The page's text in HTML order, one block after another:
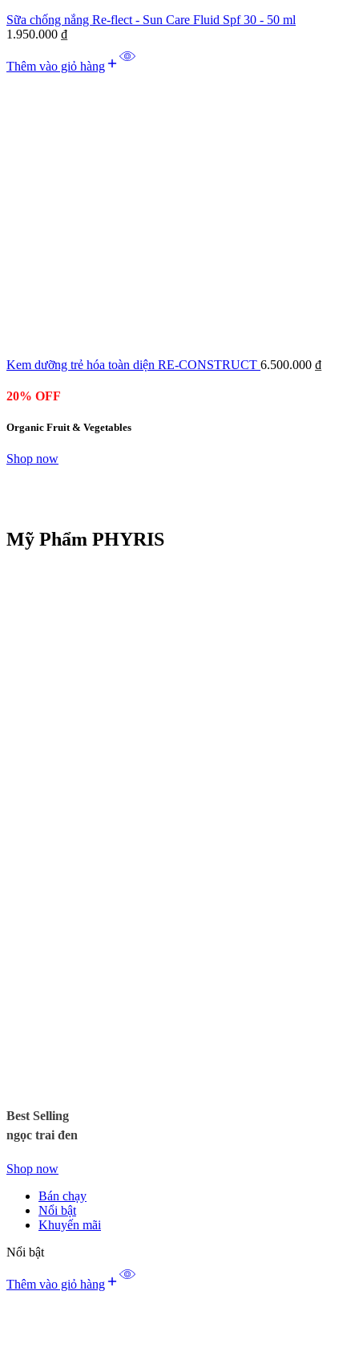
Sữa chống nắng Re-flect - Sun Care Fluid Spf 30 - 50 ml
1.950.000 ₫
Thêm vào giỏ hàng
Kem dưỡng trẻ hóa toàn diện RE-CONSTRUCT 6.500.000 ₫
20% OFF
Organic Fruit & Vegetables
Shop now
Mỹ Phẩm PHYRIS
Best Selling
ngọc trai đen
Shop now
Bán chạy
Nổi bật
Khuyến mãi
Nổi bật
Thêm vào giỏ hàng